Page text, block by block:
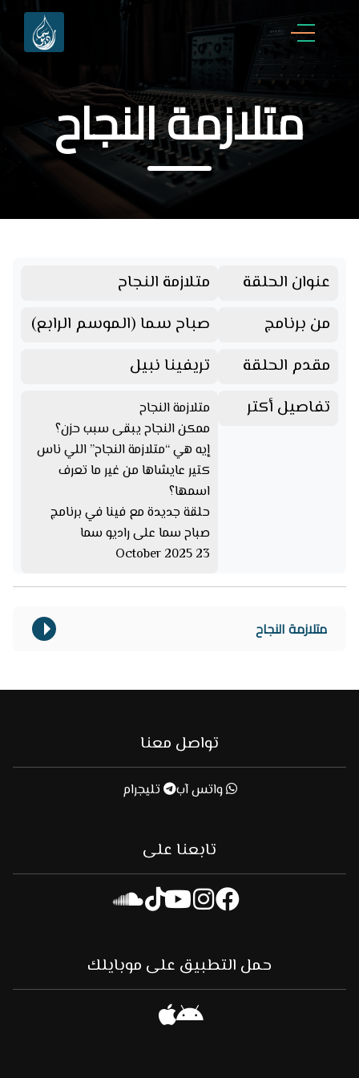
متلازمة النجاح
عنوان الحلقة
متلازمة النجاح
من برنامج
صباح سما (الموسم الرابع)
مقدم الحلقة
تريفينا نبيل
تفاصيل أكتر
متلازمة النجاح
ممكن النجاح يبقى سبب حزن؟
إيه هي “متلازمة النجاح” اللي ناس
كتير عايشاها من غير ما تعرف
اسمها؟
حلقة جديدة مع فينا في برنامج
صباح سما على راديو سما
23 October 2025
متلازمة النجاح
تواصل معنا
واتس آب تليجرام
تابعنا على
حمل التطبيق على موبايلك